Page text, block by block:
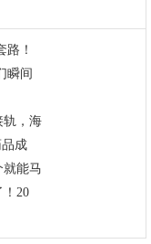
！
瞬间
轨，海
成
就能马
20